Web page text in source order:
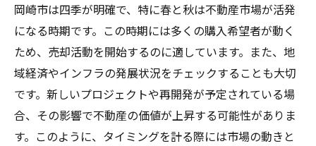
岡崎市は四季が明確で、特に春と秋は不動産市場が活発
になる時期です。この時期には多くの購入希望者が動く
ため、売却活動を開始するのに適しています。また、地
域経済やインフラの発展状況をチェックすることも大切
です。新しいプロジェクトや再開発が予定されている場
合、その影響で不動産の価値が上昇する可能性がありま
す。このように、タイミングを計る際には市場の動きと